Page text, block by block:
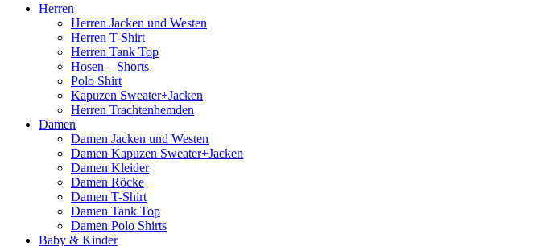
Herren
Herren Jacken und Westen
Herren T-Shirt
Herren Tank Top
Hosen – Shorts
Polo Shirt
Kapuzen Sweater+Jacken
Herren Trachtenhemden
Damen
Damen Jacken und Westen
Damen Kapuzen Sweater+Jacken
Damen Kleider
Damen Röcke
Damen T-Shirt
Damen Tank Top
Damen Polo Shirts
Baby & Kinder